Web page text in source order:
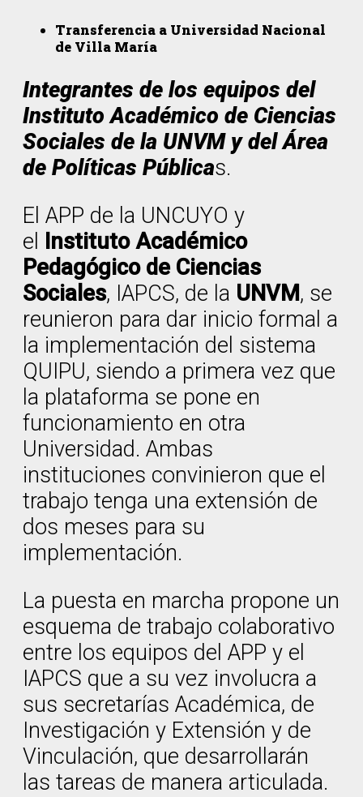
Transferencia a Universidad Nacional
de Villa María
Integrantes de los equipos del
Instituto Académico de Ciencias
Sociales de la UNVM y del Área
de Políticas Públicas.
El APP de la UNCUYO y
el
Instituto Académico
Pedagógico de Ciencias
Sociales, IAPCS, de la UNVM , se
reunieron para dar inicio formal a
la implementación del sistema
QUIPU, siendo a primera vez que
la plataforma se pone en
funcionamiento en otra
Universidad. Ambas
instituciones convinieron que el
trabajo tenga una extensión de
dos meses para su
implementación.
La puesta en marcha propone un
esquema de trabajo colaborativo
entre los equipos del APP y el
IAPCS que a su vez involucra a
sus secretarías Académica, de
Investigación y Extensión y de
Vinculación, que desarrollarán
las tareas de manera articulada.